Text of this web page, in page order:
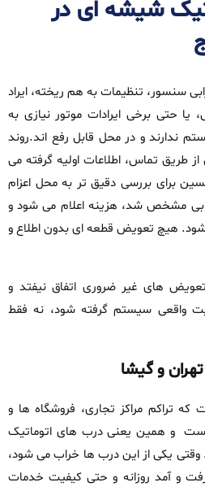
شیشه‌ ای در
سنسور، تنظیمات به‌ هم‌ ریخته، ایراد
حتی برخی ایرادات موتور نیازی به
ندارند و در محل قابل رفع‌ اند.روند
طریق تماس، اطلاعات اولیه گرفته می‌
برای بررسی دقیق‌ تر به محل اعزام
مشخص شد، هزینه اعلام می‌ شود و
هیچ تعویض قطعه‌ ای بدون اطلاع و
های غیر ضروری اتفاق نیفتد و
واقعی سیستم گرفته شود، نه فقط
و گیشا
تراکم مراکز تجاری، فروشگاه‌ ها و
و همین یعنی درب‌ های اتوماتیک
وقتی یکی از این درب‌ ها خراب می‌ شود،
و آمد روزانه و حتی کیفیت خدمات‌